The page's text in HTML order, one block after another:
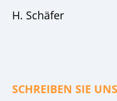
H. Schäfer
SCHREIBEN SIE